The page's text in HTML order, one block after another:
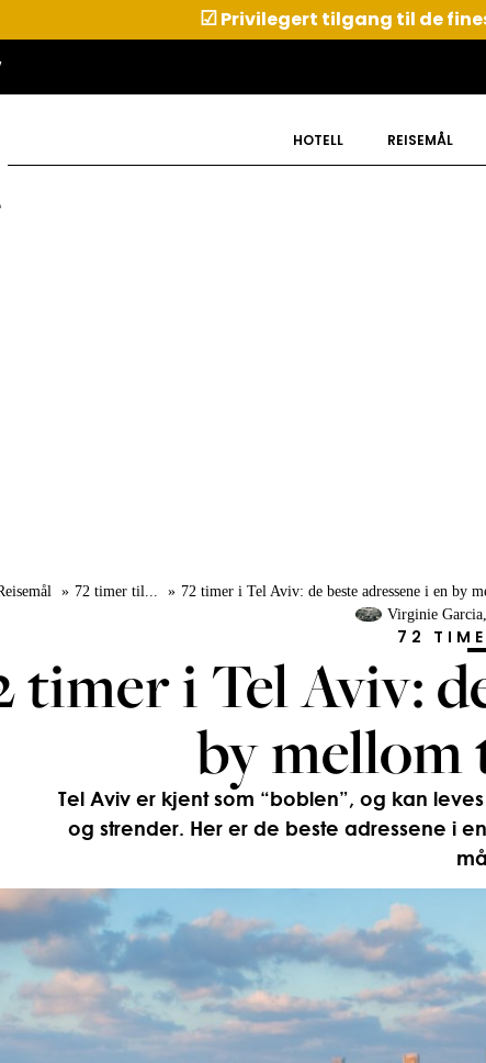
☑Privilegert tilgang til de
HOTELL REISEMÅL
72 timer til...
72 timer i Tel Aviv: de beste adressene i en by
Virginie Garcia
72
timer i Tel Aviv:
by mellom
Tel Aviv er kjent som “boblen”, og kan
og strender. Her er de beste adressene i